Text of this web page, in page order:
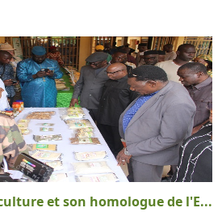
et son homologue de l'E...